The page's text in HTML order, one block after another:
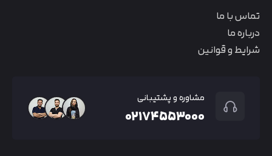
تماس با ما
درباره ما
شرایط و قوانین
مشاوره و پشتیبانی
۰۲۱۷۴۵۵۳۰۰۰